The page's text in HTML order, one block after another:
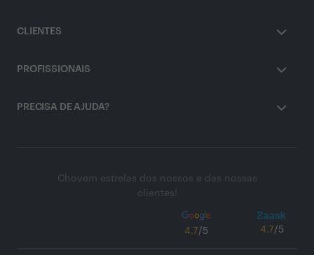
CLIENTES
PROFISSIONAIS
PRECISA DE AJUDA?
Chovem estrelas dos nossos e das nossas
clientes!
4.7/5 4.7/5